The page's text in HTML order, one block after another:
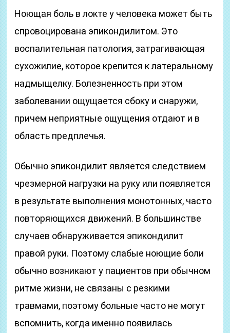
Ноющая боль в локте у человека может быть
спровоцирована эпикондилитом. Это
воспалительная патология, затрагивающая
сухожилие, которое крепится к латеральному
надмыщелку. Болезненность при этом
заболевании ощущается сбоку и снаружи,
причем неприятные ощущения отдают и в
область предплечья.
Обычно эпикондилит является следствием
чрезмерной нагрузки на руку или появляется
в результате выполнения монотонных, часто
повторяющихся движений. В большинстве
случаев обнаруживается эпикондилит
правой руки. Поэтому слабые ноющие боли
обычно возникают у пациентов при обычном
ритме жизни, не связаны с резкими
травмами, поэтому больные часто не могут
вспомнить, когда именно появилась